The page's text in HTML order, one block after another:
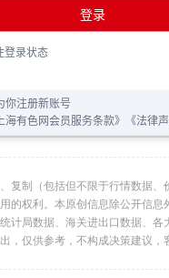
复制（包括但不限于行情数据
的权利。本原创信息除公开信
计局数据、海关进出口数据、
仅供参考，不构成决策建议，